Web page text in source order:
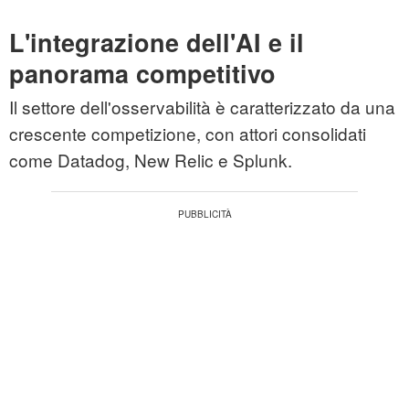
L'integrazione dell'AI e il
panorama competitivo
Il settore dell'osservabilità è caratterizzato da una
crescente competizione, con attori consolidati
come Datadog, New Relic e Splunk.